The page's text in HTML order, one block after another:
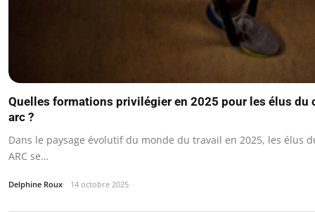
Quelles formations privilégier en 2025 pour les élus du
arc ?
Dans le paysage évolutif du monde du travail en 2025, les élus
ARC se…
Delphine Roux 14 octobre 2025